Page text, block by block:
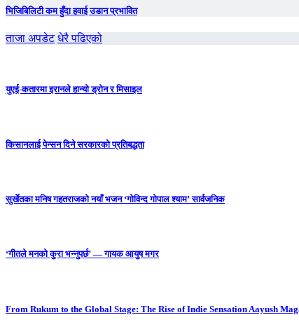
भिजिबिलिटी कम हुँदा हवाई उडान प्रभावित
ताजा अपडेट धेरै पढिएको
युएई-कतारमा इरानले हान्यो ड्रोन र मिसाइल
किसानलाई पेन्सन दिने सरकारको प्रतिबद्धता
सुर्खेतका मनिष गहतराजको नयाँ भजन ‘गोविन्द गोपाल श्याम’ सार्वजनिक
‘गीतले मनको कुरा भन्नुपर्छ’ — गायक आयुष मगर
From Rukum to the Global Stage: The Rise of Indie Sensation Aayush